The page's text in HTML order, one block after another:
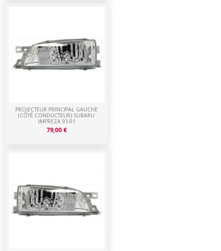
PROJECTEUR PRINCIPAL GAUCHE
(CÔTÉ CONDUCTEUR) SUBARU
IMPREZA 93-01
79,00 €